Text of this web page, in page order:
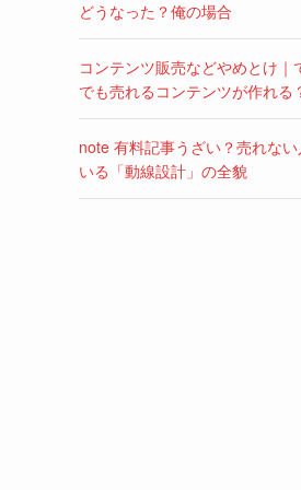
どうなった？俺の場合
コンテンツ販売などやめとけ｜
でも売れるコンテンツが作れる
note 有料記事うざい？売れな
いる「動線設計」の全貌